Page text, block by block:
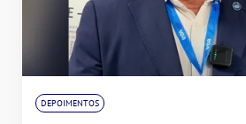
DEPOIMENTOS